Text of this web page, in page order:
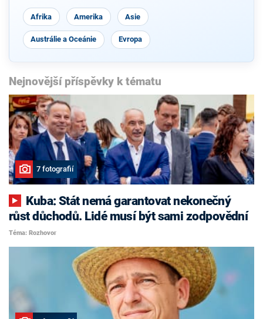
Afrika Amerika Asie
Austrálie a Oceánie Evropa
Nejnovější příspěvky k tématu
7 fotografií
růst důchodů. Lidé musí být sami zodpovědní
Téma: Rozhovor